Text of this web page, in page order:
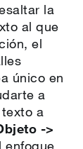
la
al que
el
único en
a
a
->
enfoque